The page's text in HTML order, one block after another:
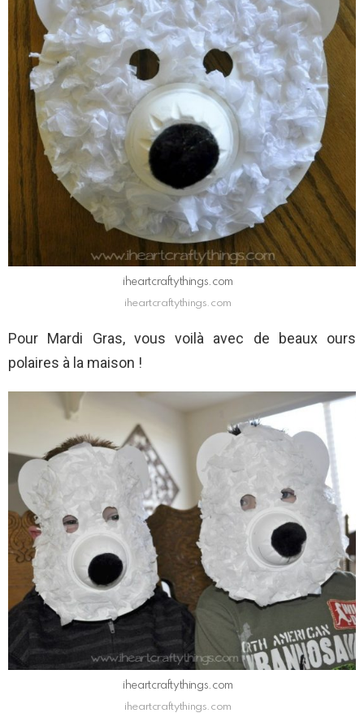
iheartcraftythings.com
iheartcraftythings.com
Pour Mardi Gras, vous voilà avec de beaux ours
polaires à la maison !
iheartcraftythings.com
iheartcraftythings.com